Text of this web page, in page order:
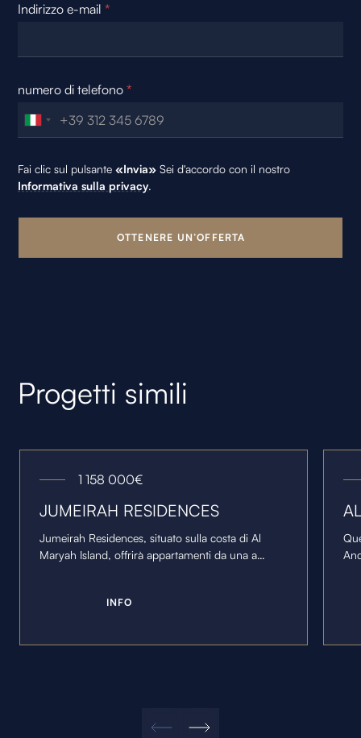
Indirizzo e-mail*
numero di telefono*
Fai clic sul pulsante«Invia» Sei d'accordo con il nostro
Informativa sulla privacy.
Progetti simili
1 158 000€
JUMEIRAH RESIDENCES
Jumeirah Residences, situato sulla costa di Al
Maryah Island, offrirà appartamenti da una a
IN FO